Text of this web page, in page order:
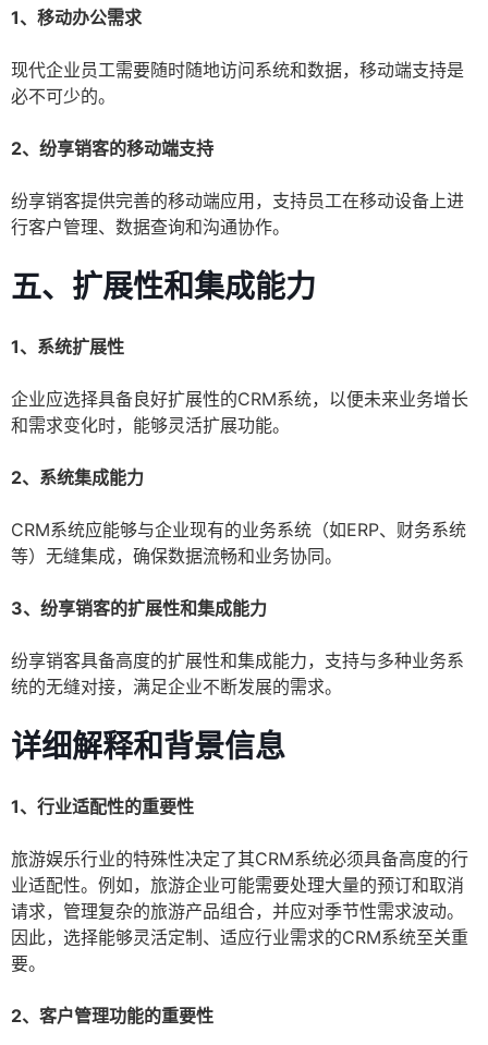
1、移动办公需求
现代企业员工需要随时随地访问系统和数据，移动端支持是
必不可少的。
2、纷享销客的移动端支持
纷享销客提供完善的移动端应用，支持员工在移动设备上进
行客户管理、数据查询和沟通协作。
五、扩展性和集成能力
1、系统扩展性
企业应选择具备良好扩展性的CRM系统，以便未来业务增长
和需求变化时，能够灵活扩展功能。
2、系统集成能力
CRM系统应能够与企业现有的业务系统（如ERP、财务系统
等）无缝集成，确保数据流畅和业务协同。
3、纷享销客的扩展性和集成能力
纷享销客具备高度的扩展性和集成能力，支持与多种业务系
统的无缝对接，满足企业不断发展的需求。
详细解释和背景信息
1、行业适配性的重要性
旅游娱乐行业的特殊性决定了其CRM系统必须具备高度的行
业适配性。例如，旅游企业可能需要处理大量的预订和取消
请求，管理复杂的旅游产品组合，并应对季节性需求波动。
因此，选择能够灵活定制、适应行业需求的CRM系统至关重
要。
2、客户管理功能的重要性